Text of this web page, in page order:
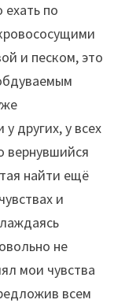
по
и песком, это
других, у всех
вернувшийся
найти ещё
и
не
мои чувства
всем